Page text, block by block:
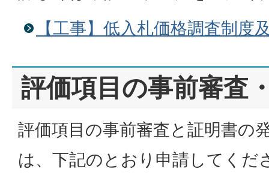
【工事】低入札価格調査制度
評価項目の事前審査
評価項目の事前審査と証明書の
は、下記のとおり申請してくだ